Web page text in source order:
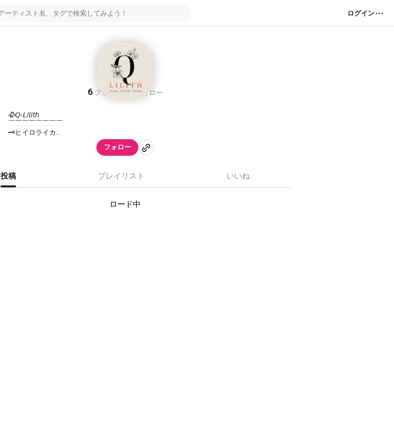
ログイン
Q−Lilith
6 フォロワー6 フォロー
🥀𝘘-𝘓𝘪𝘭𝘪𝘵𝘩
￣￣￣￣￣￣￣￣
🗝ヒイロライカ
https://nana-music.com/users/9203821
(
https://nana-music.com/users/2381215
のんびり楽しいことをしよう！の愉快チーム。
決してネタ曲を歌うことを義務化されている訳ではありませんが、どうして
フォロー
投稿 プレイリスト いいね
ロード中